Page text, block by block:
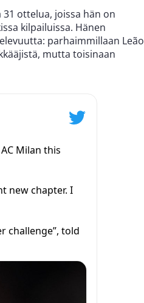
31 ottelua, joissa hän on
kilpailuissa. Hänen
parhaimmillaan Leão
mutta toisinaan
AC Milan this
new chapter. I
challenge”, told